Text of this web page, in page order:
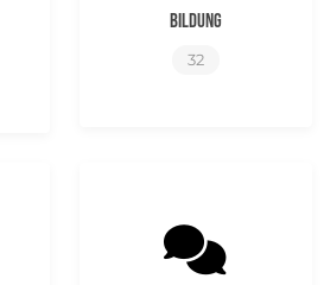
Bildung
32